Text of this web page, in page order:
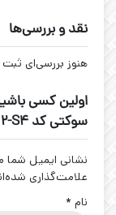
نقد و بررسی‌ها
هنوز بررسی‌ای
اولین کسی
سوکتی کد IPS-402-N-12-S4”
نشانی ایمیل شما
علامت‌گذاری
نام *